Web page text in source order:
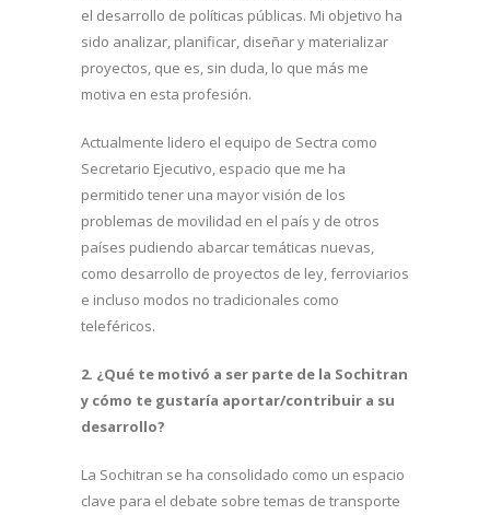
el desarrollo de políticas públicas. Mi objetivo ha
sido analizar, planificar, diseñar y materializar
proyectos, que es, sin duda, lo que más me
motiva en esta profesión.
Actualmente lidero el equipo de Sectra como
Secretario Ejecutivo, espacio que me ha
permitido tener una mayor visión de los
problemas de movilidad en el país y de otros
países pudiendo abarcar temáticas nuevas,
como desarrollo de proyectos de ley, ferroviarios
e incluso modos no tradicionales como
teleféricos.
2. ¿Qué te motivó a ser parte de la Sochitran
y cómo te gustaría aportar/contribuir a su
desarrollo?
La Sochitran se ha consolidado como un espacio
clave para el debate sobre temas de transporte